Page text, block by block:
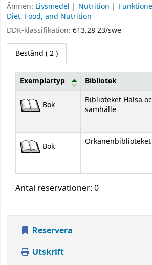
Ämnen: Livsmedel Nutrition
Diet, Food, and Nutrition
DDK-klassifikation: 613.28 23/swe
Bestånd ( 2 )
Exemplartyp Bibliotek
Bok
Biblioteket Hälsa
samhälle
Bok Orkanenbiblioteket
Antal reservationer: 0
Reservera
Utskrift